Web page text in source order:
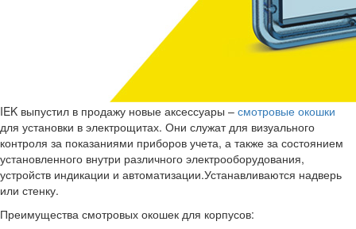
IEK выпустил в продажу новые аксессуары – смотровые окошки
для установки в электрощитах. Они служат для визуального
контроля за показаниями приборов учета, а также за состоянием
установленного внутри различного электрооборудования,
устройств индикации и автоматизации.Устанавливаются надверь
или стенку.
Преимущества смотровых окошек для корпусов: